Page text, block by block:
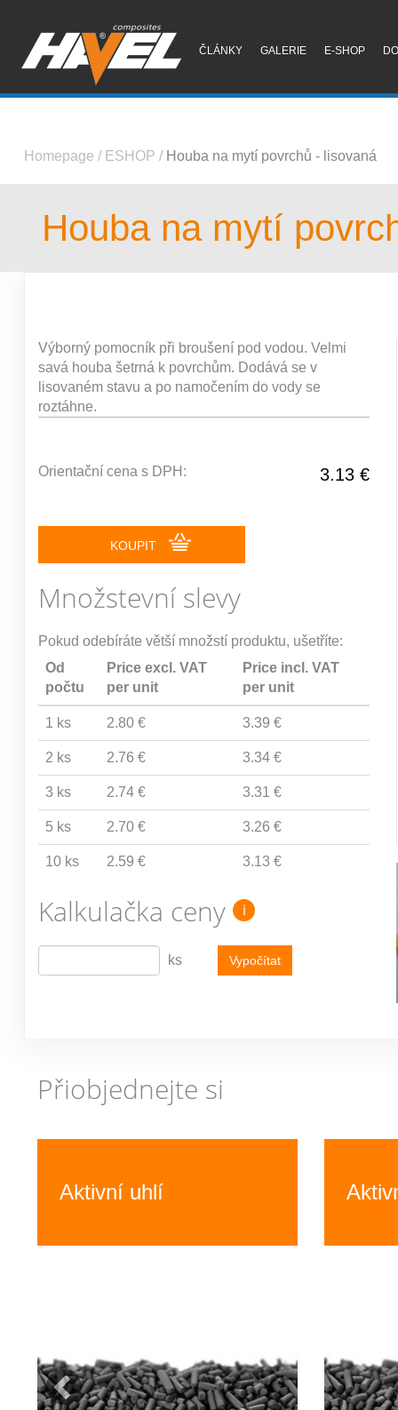
ČLÁNKY GALERIE E-SHOP
Homepage / ESHOP / Houba na mytí povrchů - lisovaná
Houba na mytí
Výborný pomocník při broušení pod vodou. Velmi
savá houba šetrná k povrchům. Dodává se v
lisovaném stavu a po namočením do vody se
roztáhne.
3.13 €
Orientační cena s DPH:
KOUPIT
Množstevní slevy
Pokud odebíráte větší množstí produktu, ušetříte:
Od
počtu
Price excl. VAT
per unit
Price incl. VAT
per unit
1 ks 2.80 € 3.39 €
2 ks 2.76 € 3.34 €
3 ks 2.74 € 3.31 €
5 ks 2.70 € 3.26 €
10 ks 2.59 € 3.13 €
Kalkulačka ceny i
ks Vypočítat
Přiobjednejte si
Aktivní uhlí